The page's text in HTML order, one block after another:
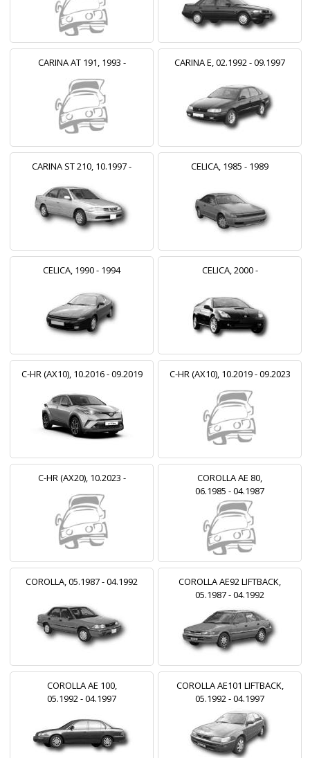
CARINA AT 191, 1993 - CARINA E, 02.1992 - 09.1997
CARINA ST 210, 10.1997 - CELICA, 1985 - 1989
CELICA, 1990 - 1994 CELICA, 2000 -
C-HR (AX10), 10.2016 - 09.2019 C-HR (AX10), 10.2019 - 09.2023
C-HR (AX20), 10.2023 -
COROLLA AE 80,
06.1985 - 04.1987
COROLLA, 05.1987 - 04.1992
COROLLA AE92 LIFTBACK,
05.1987 - 04.1992
COROLLA AE 100,
05.1992 - 04.1997
COROLLA AE101 LIFTBACK,
05.1992 - 04.1997